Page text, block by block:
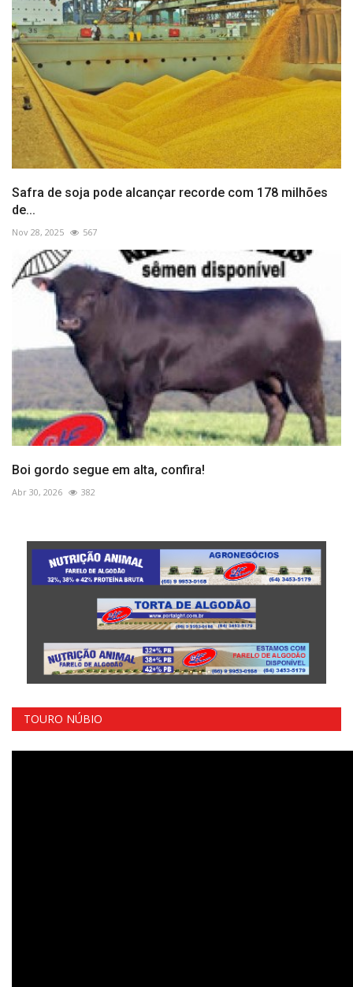
Safra de soja pode alcançar recorde com 178 milhões
de...
Nov 28, 2025 567
Boi gordo segue em alta, confira!
Abr 30, 2026 382
TOURO NÚBIO